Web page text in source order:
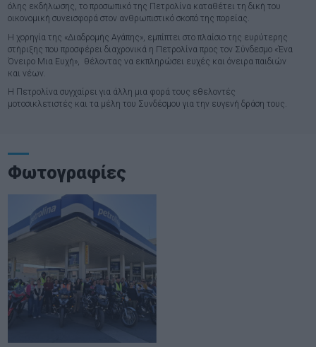
όλης εκδήλωσης, το προσωπικό της Πετρολίνα καταθέτει τη δική του
οικονομική συνεισφορά στον ανθρωπιστικό σκοπό της πορείας.
Η χορηγία της «Διαδρομής Αγάπης», εμπίπτει στο πλαίσιο της ευρύτερης
στήριξης που προσφέρει διαχρονικά η Πετρολίνα προς τον Σύνδεσμο «Ένα
Όνειρο Μια Ευχή», θέλοντας να εκπληρώσει ευχές και όνειρα παιδιών
και νέων.
Η Πετρολίνα συγχαίρει για άλλη μια φορά τους εθελοντές
μοτοσικλετιστές και τα μέλη του Συνδέσμου για την ευγενή δράση τους.
Φωτογραφίες